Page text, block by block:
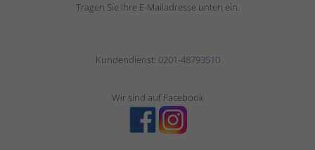
Tragen Sie Ihre E-Mailadresse unten ein.
Kundendienst: 0201-48793510
Wir sind auf Facebook